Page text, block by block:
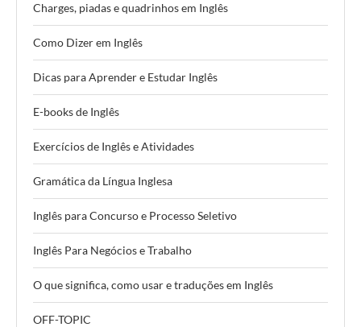
Charges, piadas e quadrinhos em Inglês
Como Dizer em Inglês
Dicas para Aprender e Estudar Inglês
E-books de Inglês
Exercícios de Inglês e Atividades
Gramática da Língua Inglesa
Inglês para Concurso e Processo Seletivo
Inglês Para Negócios e Trabalho
O que significa, como usar e traduções em Inglês
OFF-TOPIC